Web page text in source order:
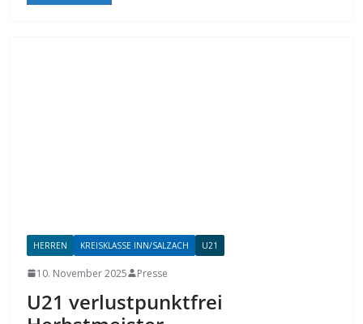
HERREN KREISKLASSE INN/SALZACH U21
10. November 2025 Presse
U21 verlustpunktfrei